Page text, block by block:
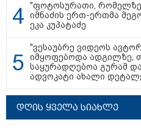
აშშ-ს
"ფოტოსურათი,
იმნაძის ერთ-ერთმა
ეკა კუპატაძე
"ვესაუბრე ვიდეოს
იმყოფებოდა ადგილზე,
საყურადღებოა გურამ
ადვოკატი ახალი
დღის ყველა სიახლე